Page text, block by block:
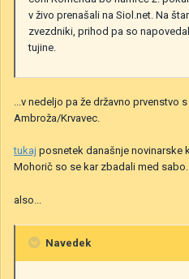
v živo prenašali na Siol.net. Na
zvezdniki, prihod pa so
tujine.
...v nedeljo pa že državno prvenstvo
Ambroža/Krvavec.
tukaj posnetek današnje novinarske
Mohorič so se kar zbadali med sabo.
also...
Navedek